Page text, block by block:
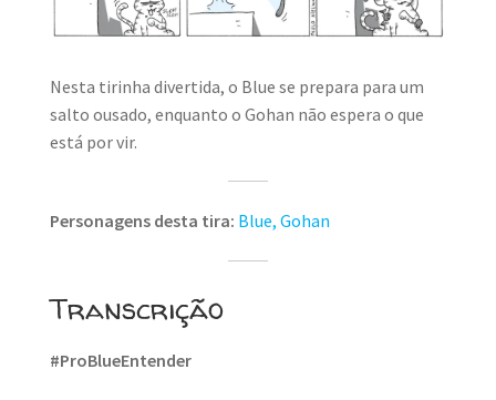
MINHA CONTA
CARRINHO
Search
for:
Nesta tirinha divertida, o Blue se prepara para um
salto ousado, enquanto o Gohan não espera o que
está por vir.
Personagens desta tira: Blue, Gohan
Transcrição
#ProBlueEntender